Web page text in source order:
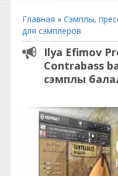
Главная » Сэмплы,
для сэмплеров
Ilya Efimov
Contrabass
сэмплы